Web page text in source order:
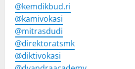
@kemdikbud.ri
@kamivokasi
@mitrasdudi
@direktoratsmk
@diktivokasi